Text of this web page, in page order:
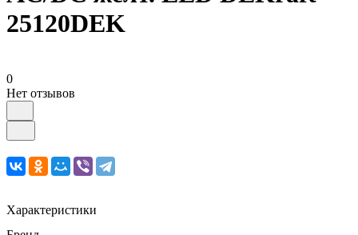
25120DEK
0
Нет отзывов
Характеристики